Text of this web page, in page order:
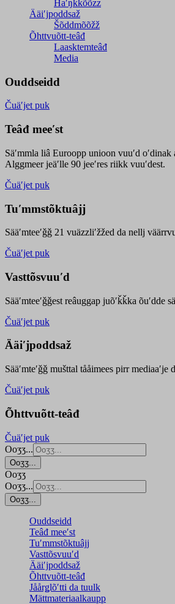
Haʹŋǩǩõõzz
Ääiʹjpoddsaž
Šõddmõõžž
Õhttvuõtt-teâđ
Laasktemteâđ
Media
Ouddseidd
Čuäʹjet puk
Teâđ meeʹst
Säʹmmla liâ Euroopp unioon vuuʹd
Alggmeer jeäʹlle 90 jeeʹres riikk vuuʹdest.
Čuäʹjet puk
Tuʹmmstõktuâjj
Sääʹmteeʹǧǧ 21 vuäzzliʹžžed da nellj
Čuäʹjet puk
Vasttõsvuuʹd
Sääʹmteeʹǧǧest reâuggap juõʹǩǩka õuʹdde
Čuäʹjet puk
Ääiʹjpoddsaž
Sääʹmteʹǧǧ mušttal tååimees pirr
Čuäʹjet puk
Õhttvuõtt-teâđ
Čuäʹjet puk
Ooʒʒ...
Ooʒʒ...
Ooʒʒ
Ooʒʒ...
Ooʒʒ...
Ouddseidd
Teâđ meeʹst
Tuʹmmstõktuâjj
Vasttõsvuuʹd
Ääiʹjpoddsaž
Õhttvuõtt-teâđ
Jåårǥlõʹtti da tuulk
Mättmateriaalkaupp